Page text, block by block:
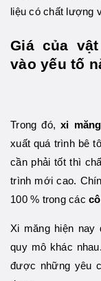
liệu có chất lượng
Giá của
vào yếu tố
Trong đó,xi măng
xuất quá trình bê
cần phải tốt thì
trình mới cao.
100 % trong các
Xi măng hiện
quy mô khác nhau.
được những yêu